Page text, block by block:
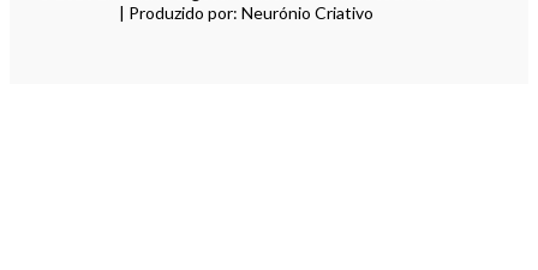
| Produzido por: Neurónio Criativo